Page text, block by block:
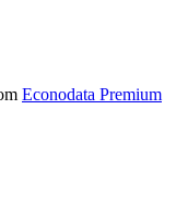
Econodata Premium